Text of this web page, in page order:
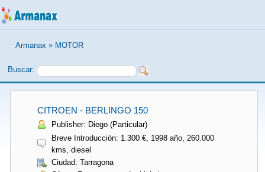
Armanax » MOTOR
Buscar:
CITROEN - BERLINGO 150
Publisher: Diego (Particular)
Breve Introducción: 1.300 €, 1998 año, 260.000
kms, diesel
Ciudad: Tarragona